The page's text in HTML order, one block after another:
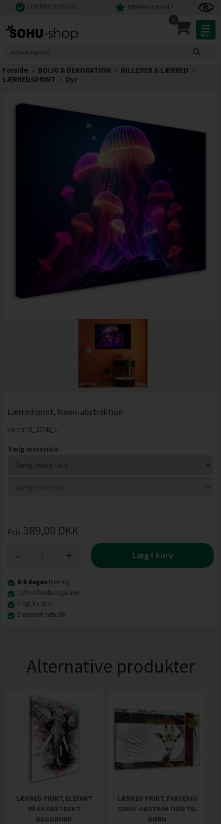
LEVERING 1-3 DAGE FREMRAGENDE 4,7
0
Menu
Forside › BOLIG & DEKORATION › BILLEDER & LÆRRED ›
LÆRREDSPRINT › Dyr
Lærred print, Neon-abstraktion
Varenr.: N_23743_1
Vælg materiale
Pris 389,00 DKK
+
- Læg i kurv
6-8 dages levering
100% tilfredhedsgaranti
Fragt fra 35 kr
E-mærket netbutik
Alternative produkter
LÆRRED PRINT, ELEFANT
PÅ EN ABSTRAKT
BAGGRUND
LÆRRED PRINT, FARVERIG
GIRAF-ABSTRAKTION TIL
BØRN